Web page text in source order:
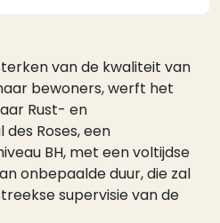
van de kwaliteit van
bewoners, werft het
Rust- en
des Roses, een
BH, met een voltijdse
onbepaalde duur, die zal
supervisie van de